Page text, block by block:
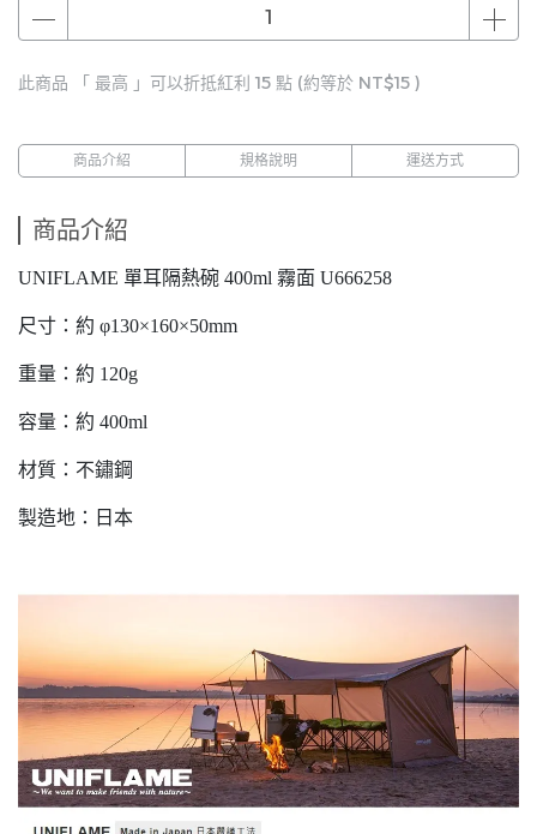
此商品 「 最高 」可以折抵紅利 15 點 (約等於 NT$15 )
商品介紹 規格說明 運送方式
商品介紹
UNIFLAME 單耳隔熱碗 400ml 霧面 U666258
尺寸：約 φ130×160×50mm
重量：約 120g
容量：約 400ml
材質：不鏽鋼
製造地：日本